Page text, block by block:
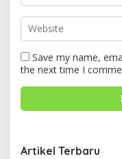
Save my name,
the next time I
Artikel Terbaru